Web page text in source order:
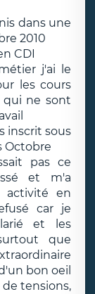
dans une
2010
CDI
j'ai le
les cours
qui ne sont
inscrit sous
Octobre
pas ce
et m'a
activité en
car je
et les
que
bon oeil
tensions,